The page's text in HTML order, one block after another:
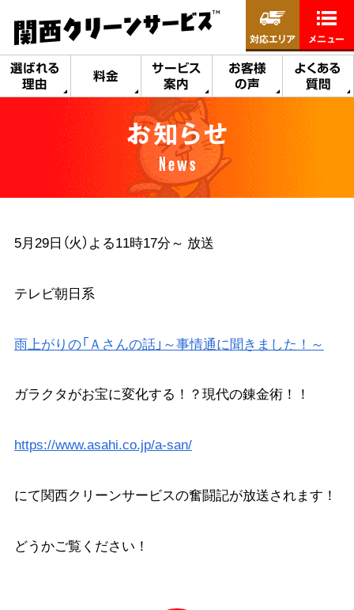
選ばれる
理由
料金
サービス
案内
お客様
の声
よくある
質問
対応エリア メニュー
お知らせ
News
5月29日（火）よる11時17分～ 放送
テレビ朝日系
雨上がりの「Ａさんの話」～事情通に聞きました！～
ガラクタがお宝に変化する！？現代の錬金術！！
https://www.asahi.co.jp/a-san/
にて関西クリーンサービスの奮闘記が放送されます！
どうかご覧ください！